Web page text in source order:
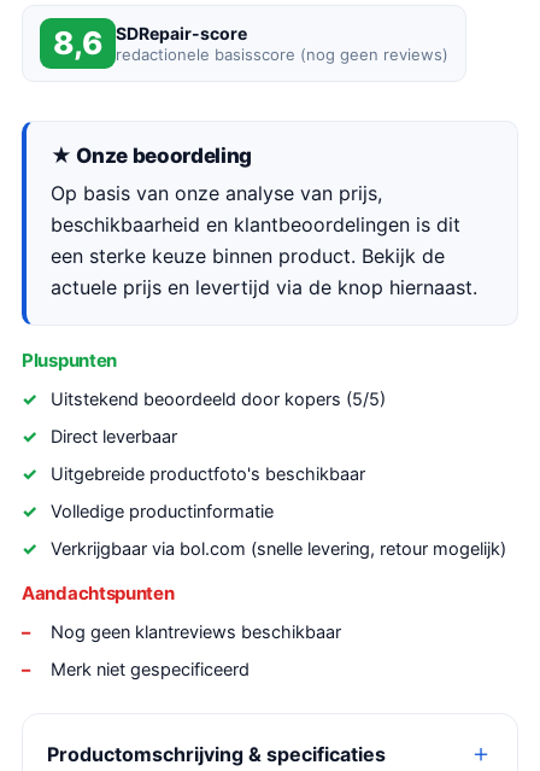
8,6 SDRepair-score
redactionele basisscore (nog geen reviews)
★ Onze beoordeling
Op basis van onze analyse van prijs,
beschikbaarheid en klantbeoordelingen is dit
een sterke keuze binnen product. Bekijk de
actuele prijs en levertijd via de knop hiernaast.
Pluspunten
Uitstekend beoordeeld door kopers (5/5)
Direct leverbaar
Uitgebreide productfoto's beschikbaar
Volledige productinformatie
Verkrijgbaar via bol.com (snelle levering, retour mogelijk)
Aandachtspunten
Nog geen klantreviews beschikbaar
Merk niet gespecificeerd
Productomschrijving & specificaties